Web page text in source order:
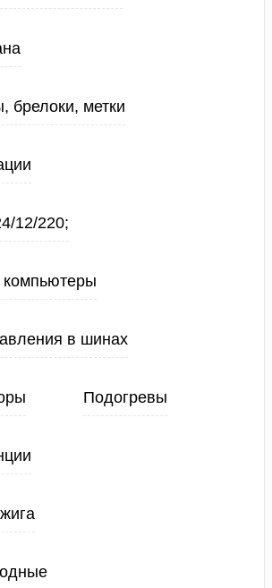
брелоки, метки
12/220;
в шинах
Подогревы